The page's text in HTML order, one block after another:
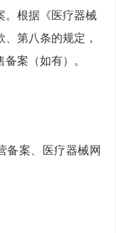
。根据《医疗器械
第八条的规定，
案（如有）。
备案、医疗器械网